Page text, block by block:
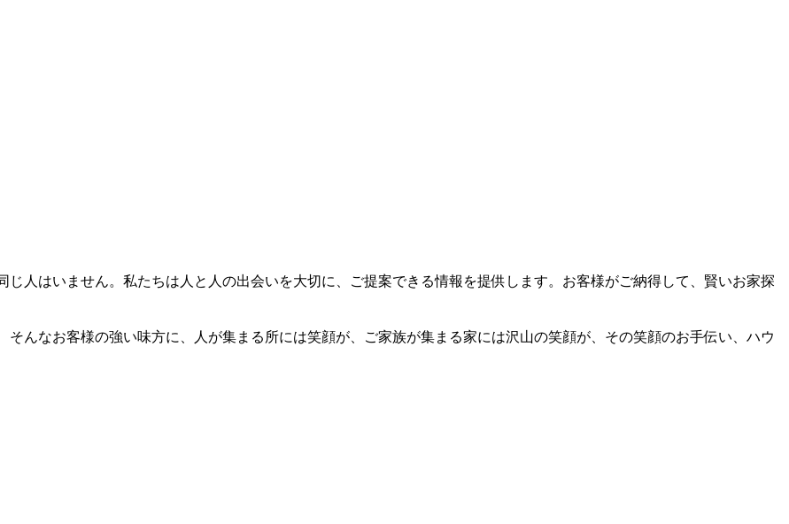
人はいません。私たちは人と人の出会いを大切に、ご提案できる情報を提供します。お客様がご納得して、賢いお家探
んなお客様の強い味方に、人が集まる所には笑顔が、ご家族が集まる家には沢山の笑顔が、その笑顔のお手伝い、ハウ